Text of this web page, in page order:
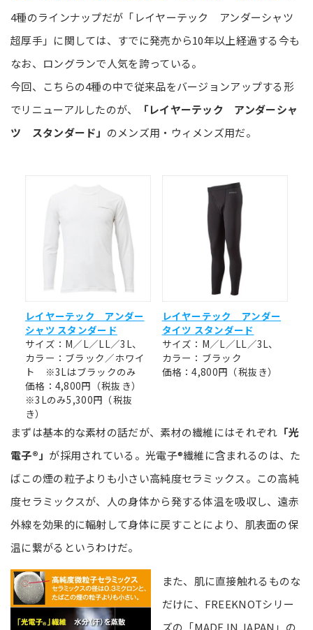
4種のラインナップだが「レイヤーテック アンダーシャツ
超厚手」に関しては、すでに発売から10年以上経過する今も
なお、ロングランで人気を誇っている。
今回、こちらの4種の中で従来品をバージョンアップする形
でリニューアルしたのが、
「レイヤーテック アンダーシャ
ツ スタンダード」 のメンズ用・ウィメンズ用だ。
レイヤーテック アンダー
シャツ スタンダード
サイズ：M／L／LL／3L、
カラー：ブラック／ホワイ
ト ※3Lはブラックのみ
価格：4,800円（税抜き）
※3Lのみ5,300円（税抜
き）
レイヤーテック アンダー
タイツ スタンダード
サイズ：M／L／LL／3L、
カラー：ブラック
価格：4,800円（税抜き）
まずは基本的な素材の話だが、素材の繊維にはそれぞれ 「光
電子®」 が採用されている。光電子®繊維に含まれるのは、た
ばこの煙の粒子よりも小さい高純度セラミックス。この高純
度セラミックスが、人の身体から発する体温を吸収し、遠赤
外線を効果的に輻射して身体に戻すことにより、肌表面の保
温に繋がるというわけだ。
また、肌に直接触れるものな
だけに、FREEKNOTシリー
ズの「MADE IN JAPAN」の